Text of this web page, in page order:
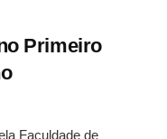
Primeiro
Faculdade de